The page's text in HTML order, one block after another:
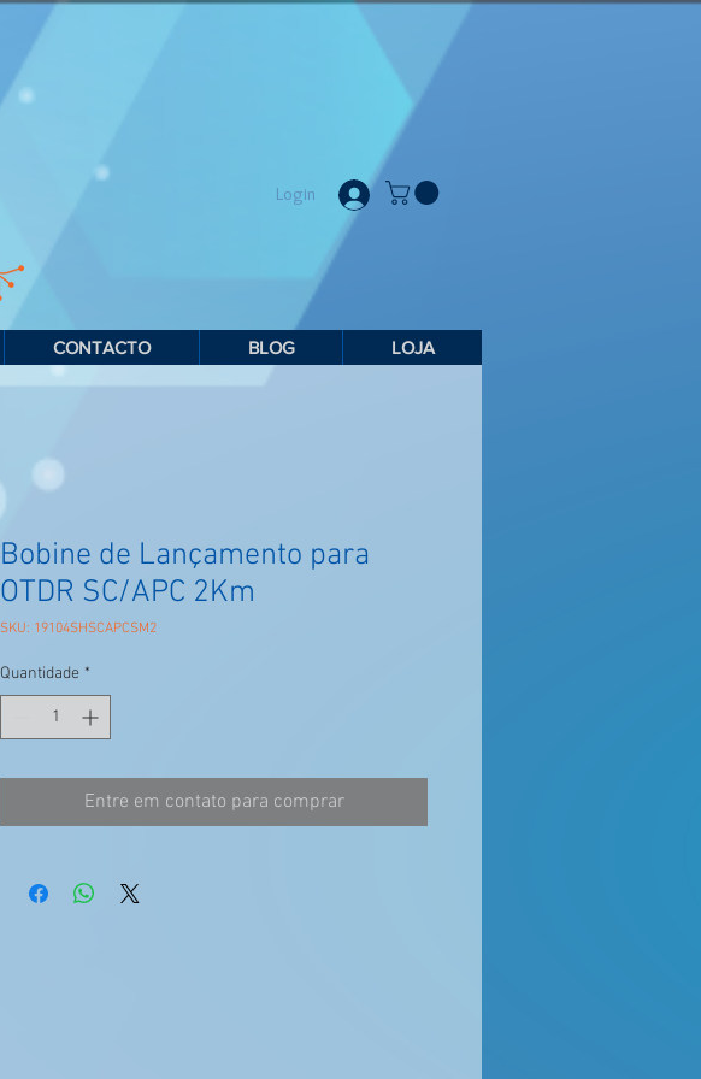
Login
CONTACTO BLOG LOJA
Bobine de Lançamento para
OTDR SC/APC 2Km
SKU: 19104SHSCAPCSM2
Quantidade *
Entre em contato para comprar